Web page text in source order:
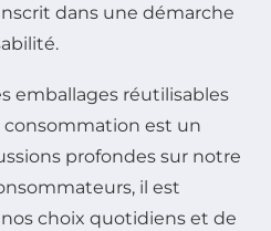
dans une démarche
emballages réutilisables
est un
profondes sur notre
il est
choix quotidiens et de